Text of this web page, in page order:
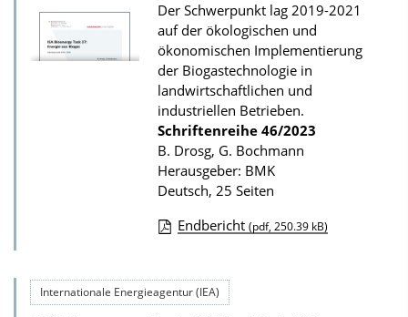
z
u
r
P
u
b
l
i
k
i
Der Schwerpunkt lag 2019-2021
auf der ökologischen und
ökonomischen Implementierung
der Biogastechnologie in
landwirtschaftlichen und
industriellen Betrieben.
Schriftenreihe 46/2023
B. Drosg, G. Bochmann
Herausgeber: BMK
Deutsch, 25 Seiten
w
Endbericht (pdf, 250.39 kB)
Internationale Energieagentur (IEA)